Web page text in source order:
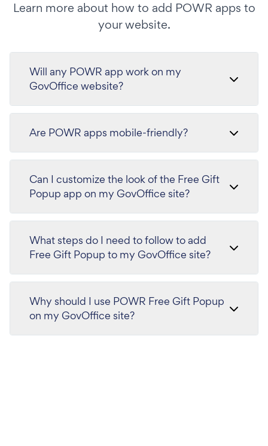
Learn more about how to add POWR apps to
your website.
Will any POWR app work on my
GovOffice website?
Are POWR apps mobile-friendly?
Can I customize the look of the Free Gift
Popup app on my GovOffice site?
What steps do I need to follow to add
Free Gift Popup to my GovOffice site?
Why should I use POWR Free Gift Popup
on my GovOffice site?